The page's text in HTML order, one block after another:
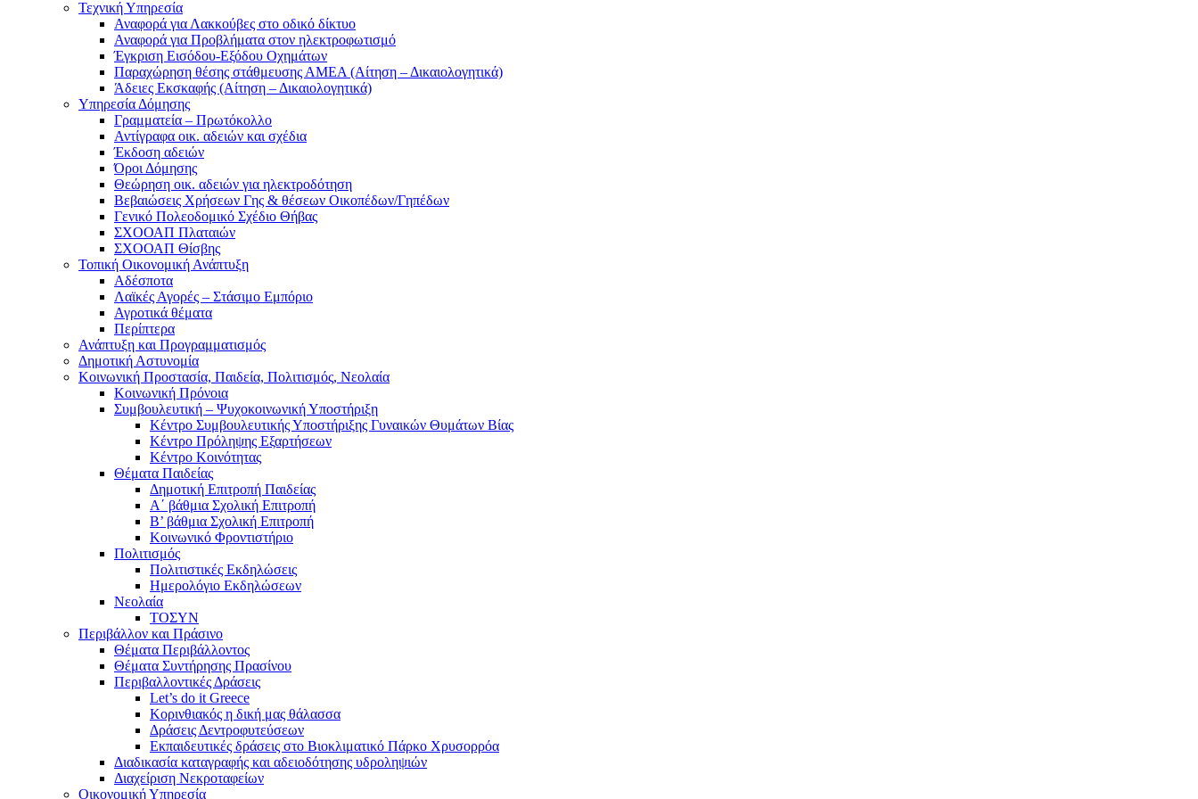
Τεχνική Υπηρεσία
Αναφορά για Λακκούβες στο οδικό δίκτυο
Αναφορά για Προβλήματα στον ηλεκτροφωτισμό
Έγκριση Εισόδου-Εξόδου Οχημάτων
Παραχώρηση θέσης στάθμευσης ΑΜΕΑ (Αίτηση – Δικαιολογητικά)
Άδειες Εκσκαφής (Αίτηση – Δικαιολογητικά)
Υπηρεσία Δόμησης
Γραμματεία – Πρωτόκολλο
Αντίγραφα οικ. αδειών και σχέδια
Έκδοση αδειών
Όροι Δόμησης
Θεώρηση οικ. αδειών για ηλεκτροδότηση
Βεβαιώσεις Χρήσεων Γης & θέσεων Οικοπέδων/Γηπέδων
Γενικό Πολεοδομικό Σχέδιο Θήβας
ΣΧΟΟΑΠ Πλαταιών
ΣΧΟΟΑΠ Θίσβης
Τοπική Οικονομική Ανάπτυξη
Αδέσποτα
Λαϊκές Αγορές – Στάσιμο Εμπόριο
Αγροτικά θέματα
Περίπτερα
Ανάπτυξη και Προγραμματισμός
Δημοτική Αστυνομία
Κοινωνική Προστασία, Παιδεία, Πολιτισμός, Νεολαία
Κοινωνική Πρόνοια
Συμβουλευτική – Ψυχοκοινωνική Υποστήριξη
Κέντρο Συμβουλευτικής Υποστήριξης Γυναικών Θυμάτων Βίας
Κέντρο Πρόληψης Εξαρτήσεων
Κέντρο Κοινότητας
Θέματα Παιδείας
Δημοτική Επιτροπή Παιδείας
Α΄ βάθμια Σχολική Επιτροπή
B’ βάθμια Σχολική Επιτροπή
Κοινωνικό Φροντιστήριο
Πολιτισμός
Πολιτιστικές Εκδηλώσεις
Ημερολόγιο Εκδηλώσεων
Νεολαία
ΤΟΣΥΝ
Περιβάλλον και Πράσινο
Θέματα Περιβάλλοντος
Θέματα Συντήρησης Πρασίνου
Περιβαλλοντικές Δράσεις
Let’s do it Greece
Kορινθιακός η δική μας θάλασσα
Δράσεις Δεντροφυτεύσεων
Εκπαιδευτικές δράσεις στο Βιοκλιματικό Πάρκο Χρυσορρόα
Διαδικασία καταγραφής και αδειοδότησης υδροληψιών
Διαχείριση Νεκροταφείων
Οικονομική Υπηρεσία